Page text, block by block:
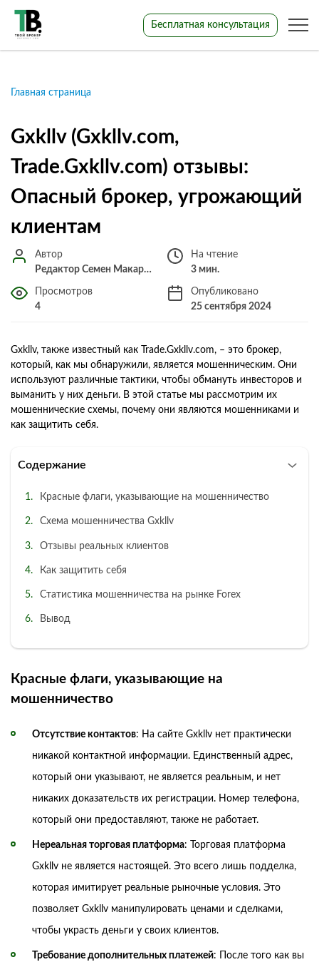
Бесплатная консультация
Главная страница
Gxkllv (Gxkllv.com,
Trade.Gxkllv.com) отзывы:
Опасный брокер, угрожающий
клиентам
Автор
Редактор Семен Макарченко
На чтение
3 мин.
Просмотров
4
Опубликовано
25 сентября 2024
Gxkllv, также известный как Trade.Gxkllv.com, – это брокер,
который, как мы обнаружили, является мошенническим. Они
используют различные тактики, чтобы обмануть инвесторов и
выманить у них деньги. В этой статье мы рассмотрим их
мошеннические схемы, почему они являются мошенниками и
как защитить себя.
Содержание
Красные флаги, указывающие на мошенничество
Схема мошенничества Gxkllv
Отзывы реальных клиентов
Как защитить себя
Статистика мошенничества на рынке Forex
Вывод
Красные флаги, указывающие на
мошенничество
Отсутствие контактов: На сайте Gxkllv нет практически
никакой контактной информации. Единственный адрес,
который они указывают, не является реальным, и нет
никаких доказательств их регистрации. Номер телефона,
который они предоставляют, также не работает.
Нереальная торговая платформа: Торговая платформа
Gxkllv не является настоящей. Это всего лишь подделка,
которая имитирует реальные рыночные условия. Это
позволяет Gxkllv манипулировать ценами и сделками,
чтобы украсть деньги у своих клиентов.
Требование дополнительных платежей: После того как вы